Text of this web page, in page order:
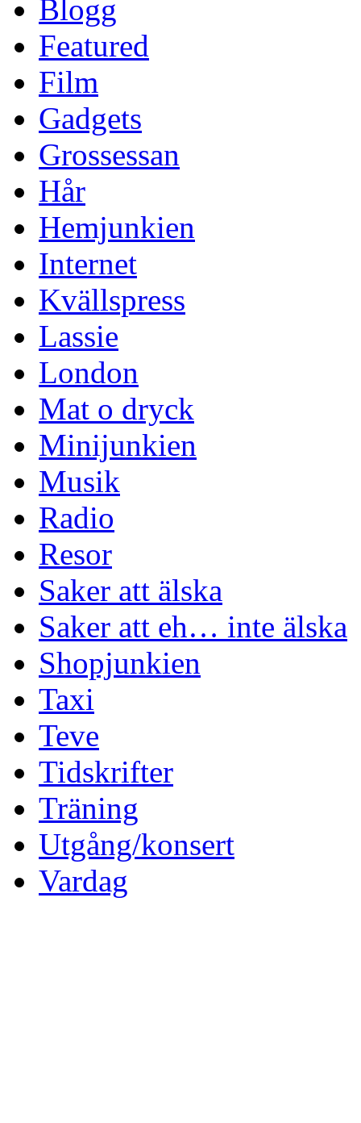
Blogg
Featured
Film
Gadgets
Grossessan
Hår
Hemjunkien
Internet
Kvällspress
Lassie
London
Mat o dryck
Minijunkien
Musik
Radio
Resor
Saker att älska
Saker att eh… inte älska
Shopjunkien
Taxi
Teve
Tidskrifter
Träning
Utgång/konsert
Vardag